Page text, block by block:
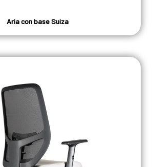
Aria con base Suiza